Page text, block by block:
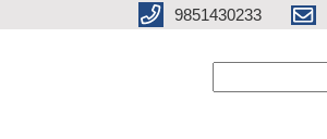
9851430233